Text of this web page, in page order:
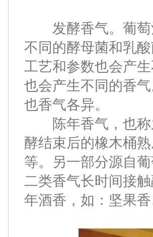
发酵香气。葡萄
不同的酵母菌和乳
工艺和参数也会产
也会产生不同的香
也香气各异。
陈年香气，也称
酵结束后的橡木桶
等。另一部分源自
二类香气长时间接
年酒香，如：坚果